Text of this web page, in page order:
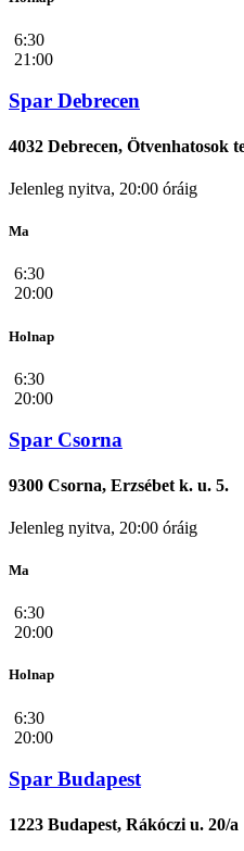
6:30
21:00
Spar Debrecen
4032 Debrecen, Ötvenhatosok
Jelenleg nyitva, 20:00 óráig
Ma
6:30
20:00
Holnap
6:30
20:00
Spar Csorna
9300 Csorna, Erzsébet k. u. 5.
Jelenleg nyitva, 20:00 óráig
Ma
6:30
20:00
Holnap
6:30
20:00
Spar Budapest
1223 Budapest, Rákóczi u. 20/a